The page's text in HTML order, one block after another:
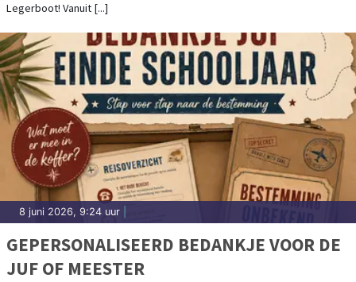
Legerboot! Vanuit [...]
8 juni 2026, 9:24 uur
GEPERSONALISEERD BEDANKJE VOOR DE
JUF OF MEESTER